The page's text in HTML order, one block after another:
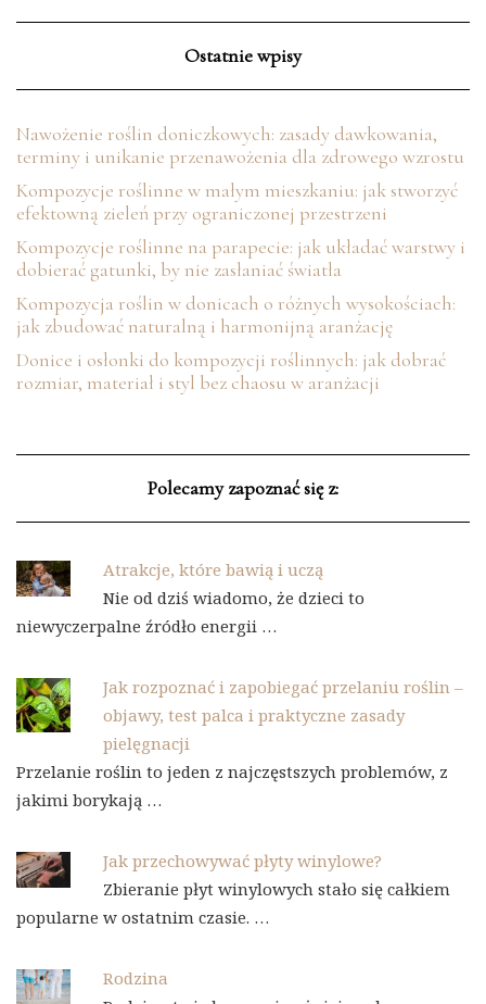
Ostatnie wpisy
Nawożenie roślin doniczkowych: zasady dawkowania,
terminy i unikanie przenawożenia dla zdrowego wzrostu
Kompozycje roślinne w małym mieszkaniu: jak stworzyć
efektowną zieleń przy ograniczonej przestrzeni
Kompozycje roślinne na parapecie: jak układać warstwy i
dobierać gatunki, by nie zasłaniać światła
Kompozycja roślin w donicach o różnych wysokościach:
jak zbudować naturalną i harmonijną aranżację
Donice i osłonki do kompozycji roślinnych: jak dobrać
rozmiar, materiał i styl bez chaosu w aranżacji
Polecamy zapoznać się z:
Atrakcje, które bawią i uczą
Nie od dziś wiadomo, że dzieci to
niewyczerpalne źródło energii …
Jak rozpoznać i zapobiegać przelaniu roślin –
objawy, test palca i praktyczne zasady
pielęgnacji
Przelanie roślin to jeden z najczęstszych problemów, z
jakimi borykają …
Jak przechowywać płyty winylowe?
Zbieranie płyt winylowych stało się całkiem
popularne w ostatnim czasie. …
Rodzina